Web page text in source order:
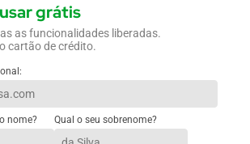
grátis
as funcionalidades liberadas.
cartão de crédito.
nome? Qual o seu sobrenome?